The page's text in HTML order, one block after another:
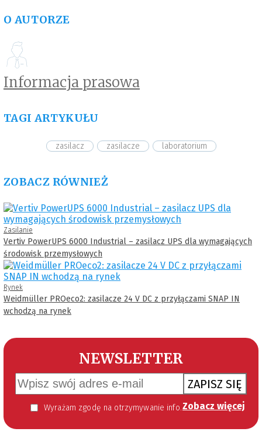
O AUTORZE
Informacja prasowa
TAGI ARTYKUŁU
zasilacz zasilacze laboratorium
ZOBACZ RÓWNIEŻ
Zasilanie
Vertiv PowerUPS 6000 Industrial – zasilacz UPS dla wymagających
środowisk przemysłowych
Rynek
Weidmüller PROeco2: zasilacze 24 V DC z przyłączami SNAP IN
wchodzą na rynek
NEWSLETTER
ZAPISZ SIĘ
Wyrażam zgodę na otrzymywanie informacji handlowej kierowanej do mnie za pomocą środków komunikacji elektronicznej w szczególności poczty elektronicznej zgodnie z przepisem art. 10 ust 2 ustawy z dnia 18 lipca 2002 roku o świadczeniu usług drogą elektroniczną (Dz. U. 144 z 2002 r. poz. 1204). Zgoda jest dobrowolna, jednak jej wyrażenie jest konieczne, aby otrzymywać newsletter. Zobacz więcej